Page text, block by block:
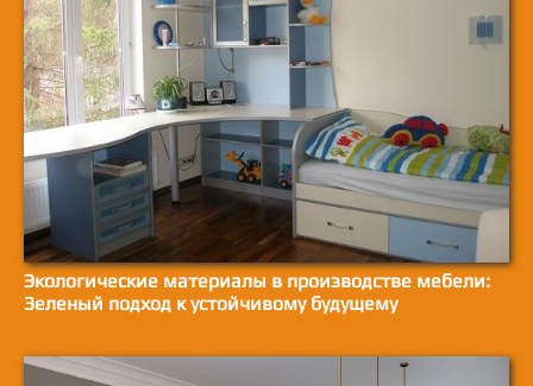
Экологические материалы в производстве мебели:
Зеленый подход к устойчивому будущему